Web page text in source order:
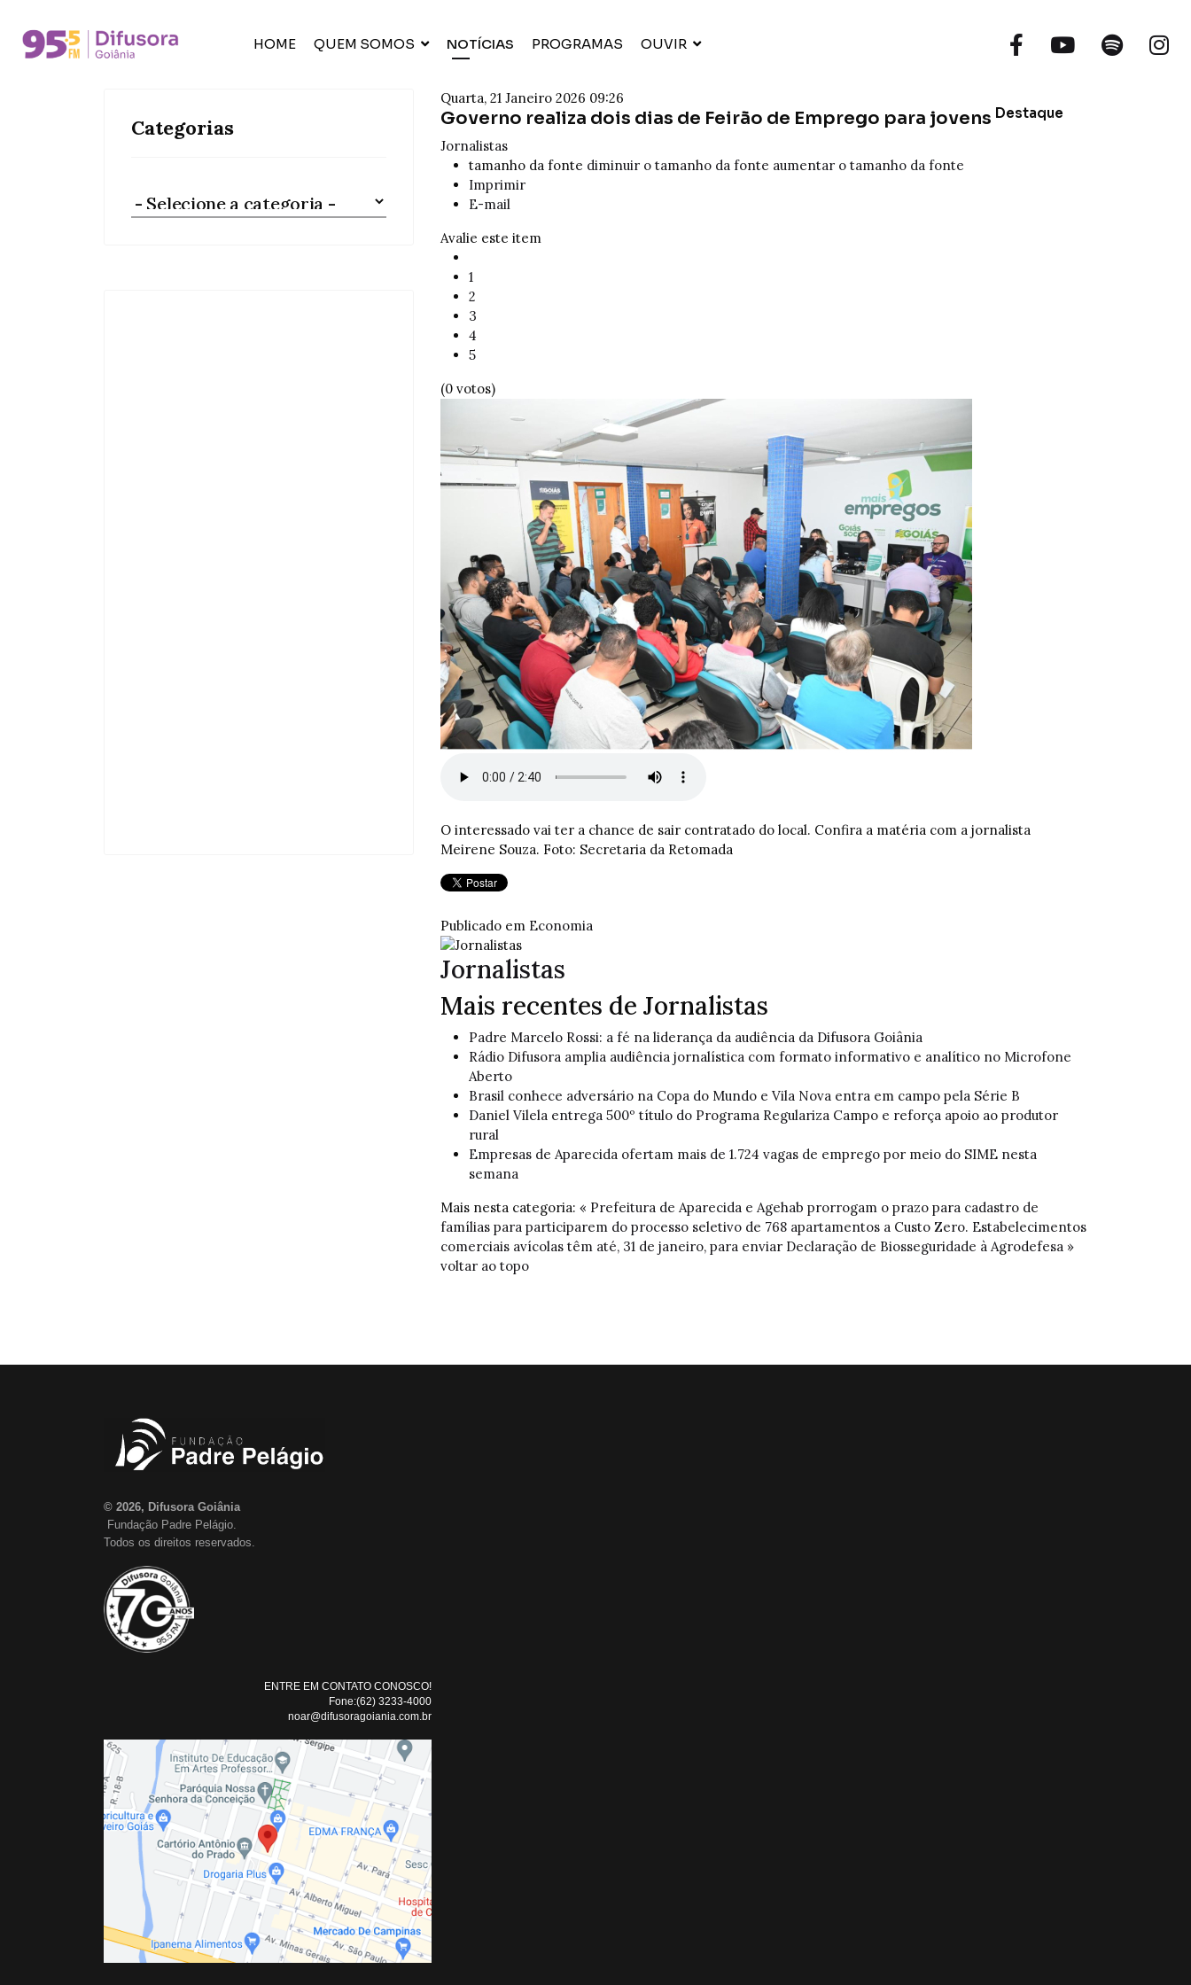
HOME QUEM SOMOS NOTÍCIAS PROGRAMAS OUVIR
Categorias
Quarta, 21 Janeiro 2026 09:26
Governo realiza dois dias de Feirão de Emprego para jovens Destaque
Jornalistas
tamanho da fonte diminuir o tamanho da fonte aumentar o tamanho da fonte
Imprimir
E-mail
Avalie este item
1
2
3
4
5
(0 votos)
O interessado vai ter a chance de sair contratado do local. Confira a matéria com a jornalista
Meirene Souza. Foto: Secretaria da Retomada
Publicado em Economia
Jornalistas
Mais recentes de Jornalistas
Padre Marcelo Rossi: a fé na liderança da audiência da Difusora Goiânia
Rádio Difusora amplia audiência jornalística com formato informativo e analítico no Microfone
Aberto
Brasil conhece adversário na Copa do Mundo e Vila Nova entra em campo pela Série B
Daniel Vilela entrega 500º título do Programa Regulariza Campo e reforça apoio ao produtor
rural
Empresas de Aparecida ofertam mais de 1.724 vagas de emprego por meio do SIME nesta
semana
Mais nesta categoria: « Prefeitura de Aparecida e Agehab prorrogam o prazo para cadastro de
famílias para participarem do processo seletivo de 768 apartamentos a Custo Zero. Estabelecimentos
comerciais avícolas têm até, 31 de janeiro, para enviar Declaração de Biosseguridade à Agrodefesa »
voltar ao topo
© 2026, Difusora Goiânia
Fundação Padre Pelágio.
Todos os direitos reservados.
ENTRE EM CONTATO CONOSCO!
Fone:(62) 3233-4000
noar@difusoragoiania.com.br